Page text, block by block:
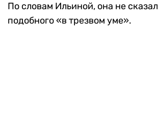
По словам Ильиной, она не
подобного «в трезвом уме».